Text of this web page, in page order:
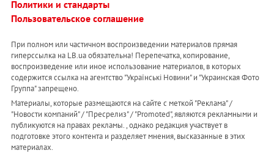
Политики и стандарты
Пользовательское соглашение
При полном или частичном воспроизведении материалов прямая
гиперссылка на LB.ua обязательна! Перепечатка, копирование,
воспроизведение или иное использование материалов, в которых
содержится ссылка на агентство "Українськi Новини" и "Украинская Фото
Группа" запрещено.
Материалы, которые размещаются на сайте с меткой "Реклама" /
"Новости компаний" / "Пресрелиз" / "Promoted", являются рекламными и
публикуются на правах рекламы. , однако редакция участвует в
подготовке этого контента и разделяет мнения, высказанные в этих
материалах.